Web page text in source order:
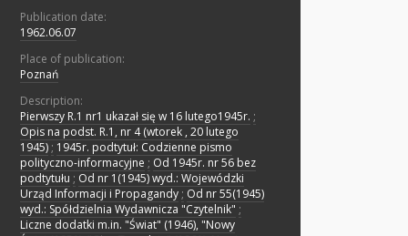
Publication date:
1962.06.07
Place of publication:
Poznań
Description:
Pierwszy R.1 nr1 ukazał się w 16 lutego1945r. ;
Opis na podst. R.1, nr 4 (wtorek , 20 lutego
1945) ; 1945r. podtytuł: Codzienne pismo
polityczno-informacyjne ; Od 1945r. nr 56 bez
podtytułu ; Od nr 1(1945) wyd.: Wojewódzki
Urząd Informacji i Propagandy ; Od nr 55(1945)
wyd.: Spółdzielnia Wydawnicza "Czytelnik" ;
Liczne dodatki m.in. "Świat" (1946), "Nowy